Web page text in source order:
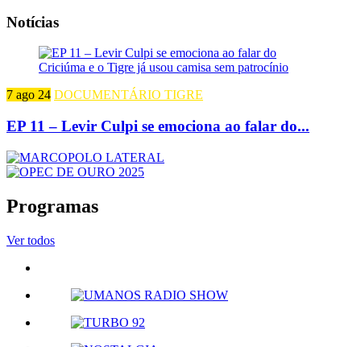
Notícias
7 ago 24 DOCUMENTÁRIO TIGRE
EP 11 – Levir Culpi se emociona ao falar do...
Programas
Ver todos